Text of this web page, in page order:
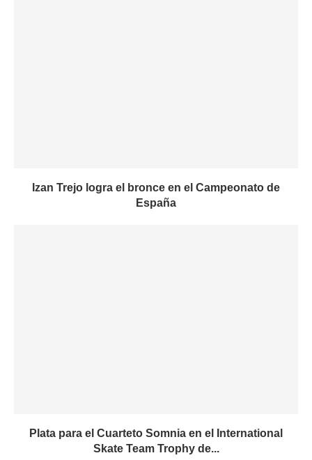
Izan Trejo logra el bronce en el Campeonato de
España
Plata para el Cuarteto Somnia en el International
Skate Team Trophy de...